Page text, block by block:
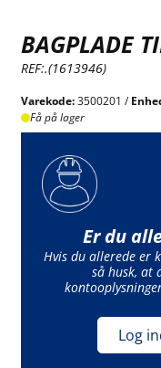
BAGPLADE
REF:.(1613946)
Varekode:3500201 /
Få på lager
Er du
Hvis du allerede er
så husk, at
Log